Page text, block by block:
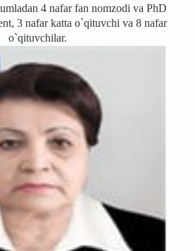
4 nafar fan nomzodi va PhD
3 nafar katta o`qituvchi va 8 nafar
o`qituvchilar.